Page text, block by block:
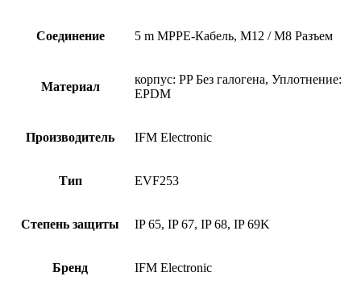
Соединение 5 m MPPE-Кабель, M12 / M8 Разъем
Материал
корпус: PP Без галогена, Уплотнение:
EPDM
Производитель IFM Electronic
Тип EVF253
Степень защиты IP 65, IP 67, IP 68, IP 69K
Бренд IFM Electronic